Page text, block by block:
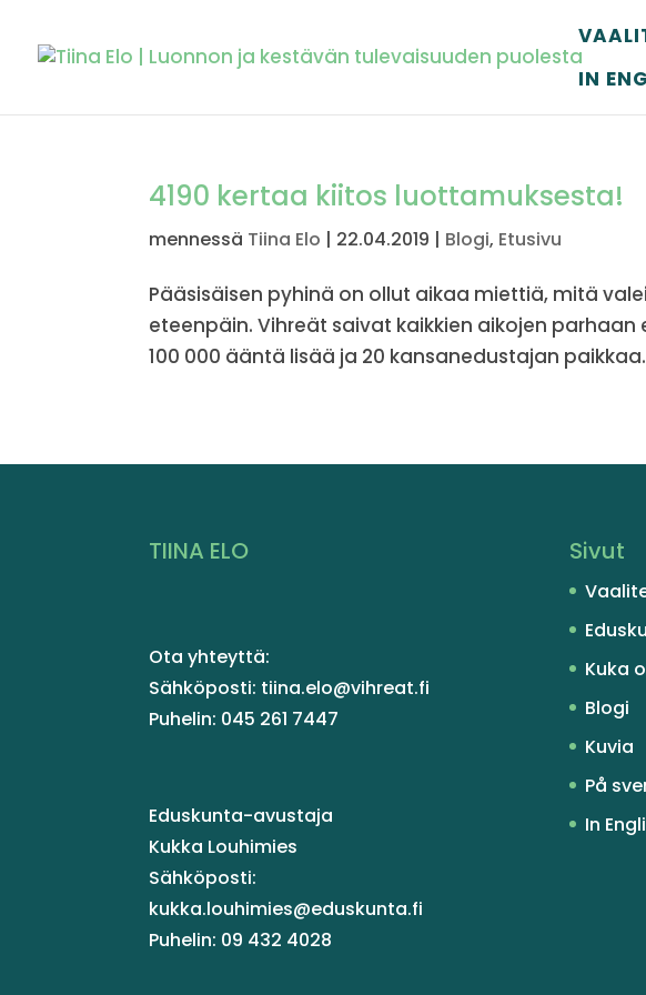
IN
4190 kertaa kiitos luottamuksesta!
mennessä Tiina Elo | 22.04.2019 | Blogi, Etusivu
Pääsisäisen pyhinä on ollut aikaa miettiä, mitä
eteenpäin. Vihreät saivat kaikkien aikojen parhaan
100 000 ääntä lisää ja 20 kansanedustajan
TIINA ELO
Ota yhteyttä:
Sähköposti: tiina.elo@vihreat.fi
Puhelin: 045 261 7447
Eduskunta-avustaja
Kukka Louhimies
Sähköposti:
kukka.louhimies@eduskunta.fi
Puhelin: 09 432 4028
Sivut
Kuka
Blogi
Kuvia
På
In